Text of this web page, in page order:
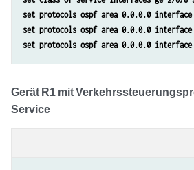
set protocols ospf area 0.0.0.0 interface
set protocols ospf area 0.0.0.0 interface
set protocols ospf area 0.0.0.0 interface
Gerät R1 mit
Service